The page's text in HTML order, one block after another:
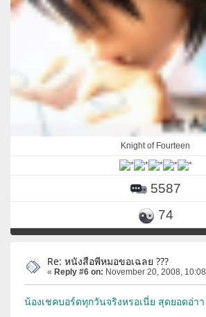
Knight of Fourteen
5587
74
Re: หนังสือพีหมอขอเฉลย ???
« Reply #6 on: November 20, 2008,
น้องเชคบอร์ดทุกวันจริงหรอเนี่ย สุดยอดอ่าา